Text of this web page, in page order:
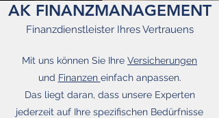
AK FINANZMANAGEMENT
Finanzdienstleister Ihres Vertrauens
Mit uns können Sie Ihre Versicherungen
und Finanzen einfach anpassen.
Das liegt daran, dass unsere Experten
jederzeit auf Ihre spezifischen Bedürfnisse